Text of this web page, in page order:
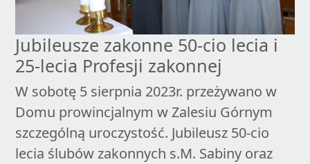
Jubileusze zakonne 50-cio lecia i
25-lecia Profesji zakonnej
W sobotę 5 sierpnia 2023r. przeżywano w
Domu prowincjalnym w Zalesiu Górnym
szczególną uroczystość. Jubileusz 50-cio
lecia ślubów zakonnych s.M. Sabiny oraz